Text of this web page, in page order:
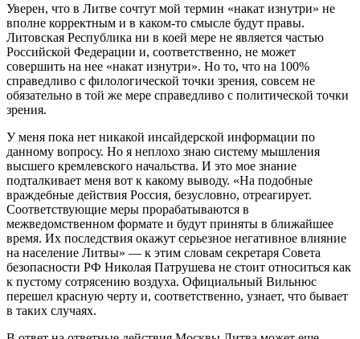
Уверен, что в Литве сочтут мой термин «накат изнутри» не
вполне корректным и в каком-то смысле будут правы.
Литовская Республика ни в коей мере не является частью
Российской Федерации и, соответственно, не может
совершить на нее «накат изнутри». Но то, что на 100%
справедливо с филологической точки зрения, совсем не
обязательно в той же мере справедливо с политической точки
зрения.
У меня пока нет никакой инсайдерской информации по
данному вопросу. Но я неплохо знаю систему мышления
высшего кремлевского начальства. И это мое знание
подталкивает меня вот к какому выводу. «На подобные
враждебные действия Россия, безусловно, отреагирует.
Соответствующие меры прорабатываются в
межведомственном формате и будут приняты в ближайшее
время. Их последствия окажут серьезное негативное влияние
на население Литвы» — к этим словам секретаря Совета
безопасности РФ Николая Патрушева не стоит относиться как
к пустому сотрясению воздуха. Официальный Вильнюс
перешел красную черту и, соответственно, узнает, что бывает
в таких случаях.